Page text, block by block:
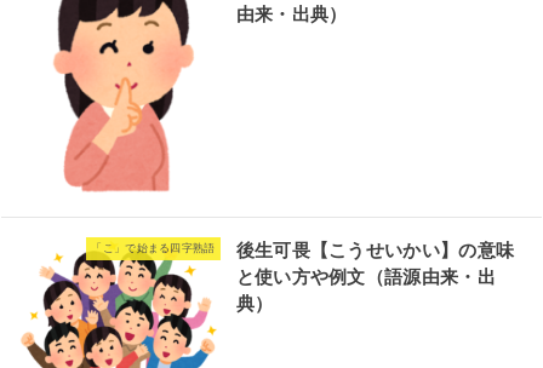
由来・出典）
「こ」で始まる四字熟語
後生可畏【こうせいかい】の意味
と使い方や例文（語源由来・出
典）